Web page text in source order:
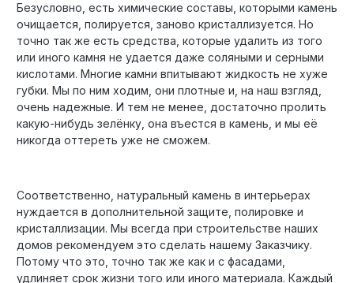
Безусловно, есть химические составы, которыми камень
очищается, полируется, заново кристаллизуется. Но
точно так же есть средства, которые удалить из того
или иного камня не удается даже соляными и серными
кислотами. Многие камни впитывают жидкость не хуже
губки. Мы по ним ходим, они плотные и, на наш взгляд,
очень надежные. И тем не менее, достаточно пролить
какую-нибудь зелёнку, она въестся в камень, и мы её
никогда оттереть уже не сможем.
Соответственно, натуральный камень в интерьерах
нуждается в дополнительной защите, полировке и
кристаллизации. Мы всегда при строительстве наших
домов рекомендуем это сделать нашему Заказчику.
Потому что это, точно так же как и с фасадами,
удлиняет срок жизни того или иного материала. Каждый